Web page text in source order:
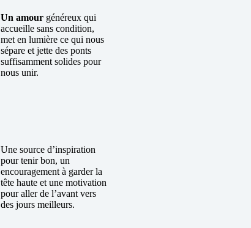
Un amour généreux qui
accueille sans condition,
met en lumière ce qui nous
sépare et jette des ponts
suffisamment solides pour
nous unir.
Une source d’inspiration
pour tenir bon, un
encouragement à garder la
tête haute et une motivation
pour aller de l’avant vers
des jours meilleurs.